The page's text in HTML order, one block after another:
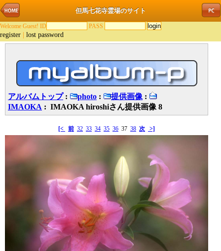
但馬七花寺霊場のサイト
Welcome Guest! ID PASS
register lost password
アルバムトップ: photo : 提供画像 :
IMAOKA : IMAOKA hiroshiさん提供画像 8
[< 前 32 33 34 35 36 37 38 次 >]